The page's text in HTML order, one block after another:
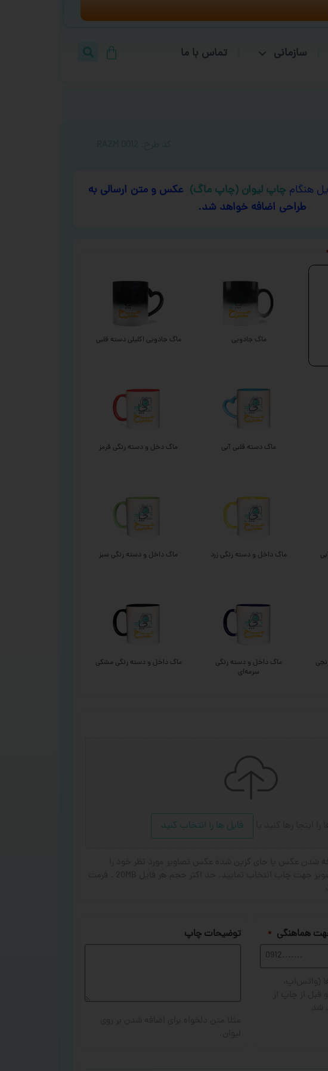
سازمانی تماس با ما
هنگام چاپ لیوان (چاپ ماگ) عکس و متن ارسالی به
طراحی اضافه خواهد شد.
ماگ جادویی ماگ جادویی اکلیلی دسته قلبی
ماگ دسته قلبی آبی ماگ دخل و دسته رنگی قرمز
ماگ داخل و دسته رنگی زرد ماگ داخل و دسته رنگی سبز
ماگ داخل و دسته رنگی
سرمه‌ای
ماگ داخل و دسته رنگی مشکی
فایل ها را انتخاب کنید
هماهنگی * توضیحات چاپ